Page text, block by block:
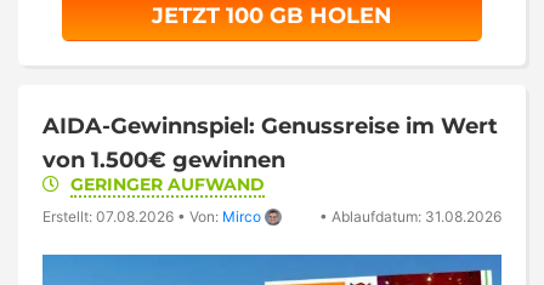
JETZT 100 GB HOLEN
AIDA-Gewinnspiel: Genussreise im Wert
von 1.500€ gewinnen
GERINGER AUFWAND
Erstellt: 07.08.2026 • Von: Mirco • Ablaufdatum: 31.08.2026